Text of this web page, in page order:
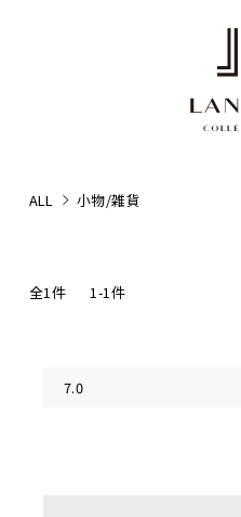
ALL 小物/雑貨
全1件 1-1件
7.0